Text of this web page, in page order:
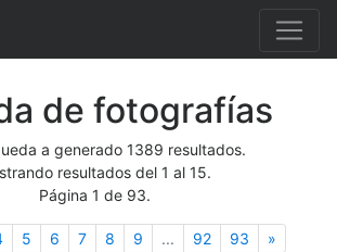
de fotografías
a generado 1389 resultados.
resultados del 1 al 15.
Página 1 de 93.
5 6 7 8 9 ... 92 93 »